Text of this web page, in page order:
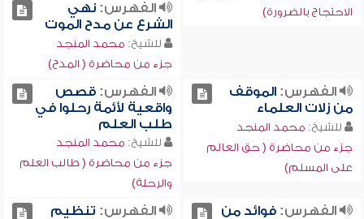
الاحتجاج بالضرورة)
الفهرس:نهي
الشرع عن مدح الموت
للشيخ: محمد المنجد
جزء من محاضرة ( المدح)
الفهرس:الموقف
من زلات العلماء
للشيخ: محمد المنجد
جزء من محاضرة ( حق العالم
على المسلم)
الفهرس:قصص
واقعية لأئمة رحلوا في
طلب العلم
للشيخ: محمد المنجد
جزء من محاضرة ( طالب العلم
والرحلة)
الفهرس:فوائد من
الفهرس: تنظيم